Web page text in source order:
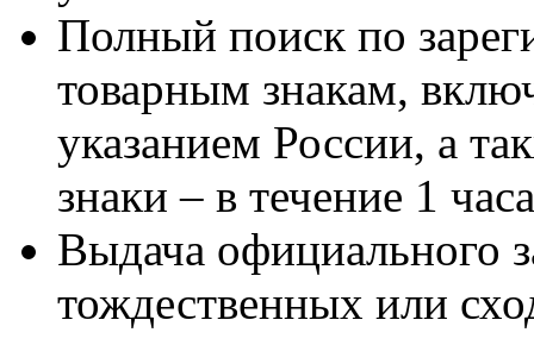
Полный поиск по
товарным знакам,
указанием России, а
знаки – в течение 1
Выдача официального
тождественных или